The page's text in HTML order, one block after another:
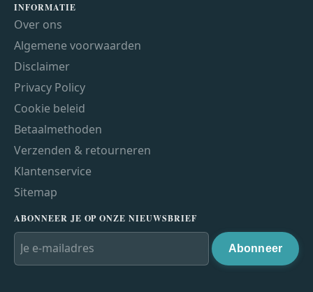
INFORMATIE
Over ons
Algemene voorwaarden
Disclaimer
Privacy Policy
Cookie beleid
Betaalmethoden
Verzenden & retourneren
Klantenservice
Sitemap
ABONNEER JE OP ONZE NIEUWSBRIEF
Abonneer